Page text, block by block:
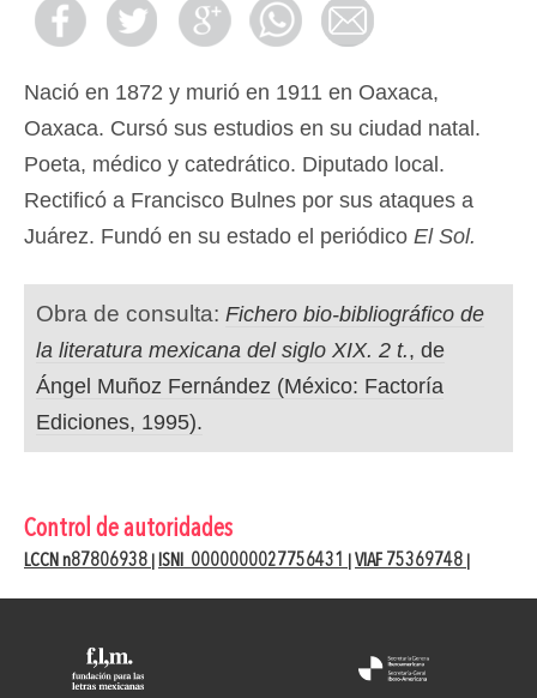
Nació en 1872 y murió en 1911 en Oaxaca,
Oaxaca. Cursó sus estudios en su ciudad natal.
Poeta, médico y catedrático. Diputado local.
Rectificó a Francisco Bulnes por sus ataques a
Juárez. Fundó en su estado el periódico El Sol.
Obra de consulta: Fichero bio-bibliográfico de
la literatura mexicana del siglo XIX. 2 t., de
Ángel Muñoz Fernández (México: Factoría
Ediciones, 1995).
Control de autoridades
LCCN n87806938 ISNI 0000000027756431 VIAF 75369748